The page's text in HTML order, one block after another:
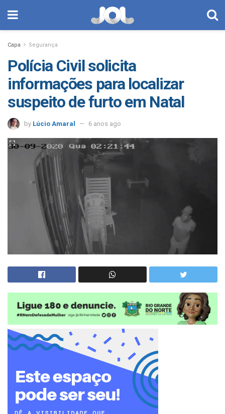
Capa Segurança
Polícia Civil solicita
informações para localizar
suspeito de furto em Natal
by Lúcio Amaral 6 anos ago